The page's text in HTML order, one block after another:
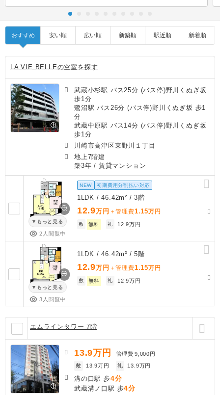
おすすめ 安い順 広い順 新築順 駅近順 新着順
LA VIE BELLEの空室を探す
武蔵小杉駅 バス25分 (バス停)野川くぬぎ坂
歩1分
鷺沼駅 バス26分 (バス停)野川くぬぎ坂 歩1
分
武蔵中原駅 バス14分 (バス停)野川くぬぎ坂
歩1分
川崎市高津区東野川１丁目
地上7階建
築3年 / 賃貸マンション
もっと見る
2人閲覧中
NEW 初期費用分割払い対応
1LDK / 46.42m² / 3階
12.9万円 ＋管理費1.15万円
敷 無料 礼 12.9万円
もっと見る
3人閲覧中
1LDK / 46.42m² / 5階
12.9万円 ＋管理費1.15万円
敷 無料 礼 12.9万円
エムラインタワー 7階
13.9万円 管理費 9,000円
敷
13.9万円 礼 13.9万円
溝の口駅 歩4分
武蔵溝ノ口駅 歩4分